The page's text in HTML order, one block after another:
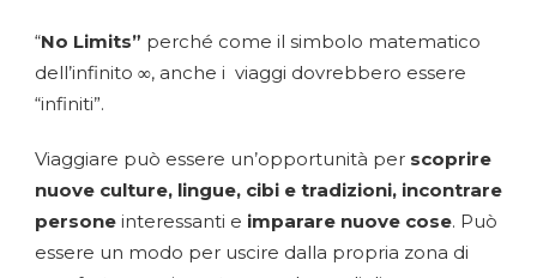
“No Limits” perché come il simbolo matematico
dell’infinito ∞, anche i viaggi dovrebbero essere
“infiniti”.
Viaggiare può essere un’opportunità per scoprire
nuove culture, lingue, cibi e tradizioni, incontrare
persone interessanti e imparare nuove cose. Può
essere un modo per uscire dalla propria zona di